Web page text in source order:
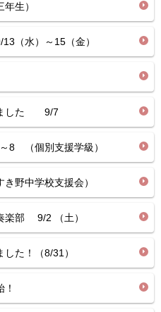
生）
（水）～15（金）
ました 9/7
8 （個別支援学級）
野中学校支援会）
楽部 9/2 （土）
た！（8/31）